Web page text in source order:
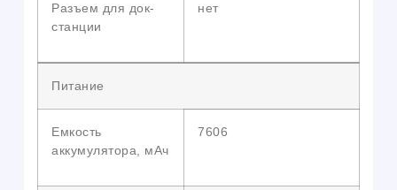
Разъем для док-
станции
нет
Питание
Емкость
аккумулятора, мАч
7606